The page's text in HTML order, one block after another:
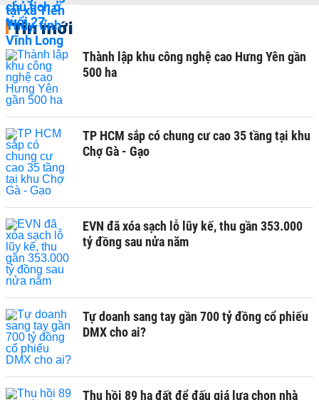
Tin mới
Thành lập khu công nghệ cao Hưng Yên gần
500 ha
TP HCM sắp có chung cư cao 35 tầng tại khu
Chợ Gà - Gạo
EVN đã xóa sạch lỗ lũy kế, thu gần 353.000
tỷ đồng sau nửa năm
Tự doanh sang tay gần 700 tỷ đồng cổ phiếu
DMX cho ai?
Thu hồi 89 ha đất để đấu giá lựa chọn nhà